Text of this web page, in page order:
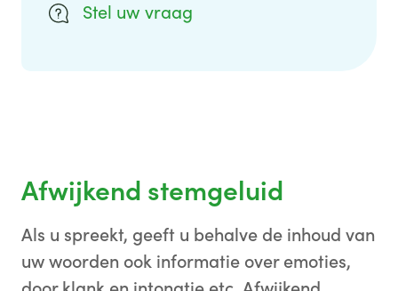
Stel uw vraag
Afwijkend stemgeluid
Als u spreekt, geeft u behalve de inhoud van
uw woorden ook informatie over emoties,